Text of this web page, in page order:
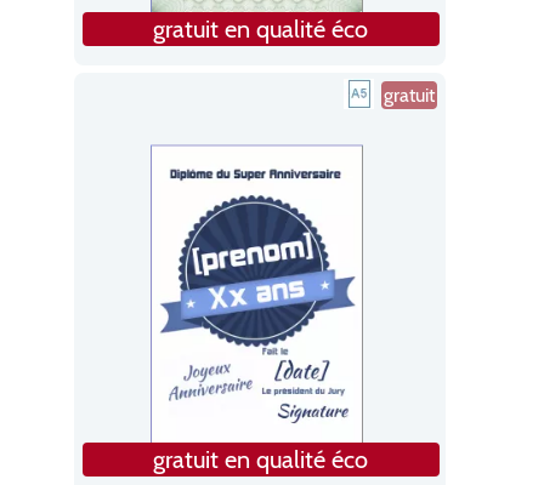
gratuit en qualité éco
gratuit
gratuit en qualité éco